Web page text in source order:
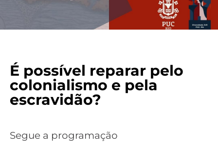
É possível reparar pelo
colonialismo e pela
escravidão?
Segue a programação